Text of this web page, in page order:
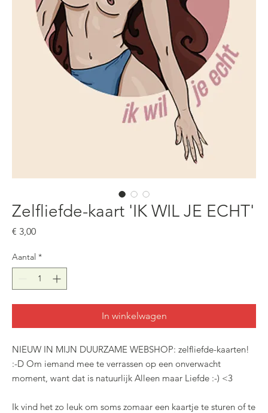
Zelfliefde-kaart 'IK WIL JE ECHT'
€ 3,00Prijs
Aantal *
In winkelwagen
NIEUW IN MIJN DUURZAME WEBSHOP: zelfliefde-kaarten!
:-D Om iemand mee te verrassen op een onverwacht
moment, want dat is natuurlijk Alleen maar Liefde :-) <3
Ik vind het zo leuk om soms zomaar een kaartje te sturen of te